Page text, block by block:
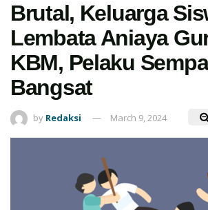
Brutal, Keluarga
Lembata Aniaya
KBM, Pelaku
Bangsat
by Redaksi March 9, 2024